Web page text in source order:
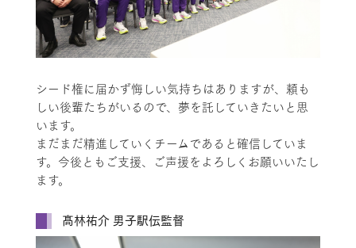
シード権に届かず悔しい気持ちはありますが、頼も
しい後輩たちがいるので、夢を託していきたいと思
います。
まだまだ精進していくチームであると確信していま
す。今後ともご支援、ご声援をよろしくお願いいたし
ます。
髙林祐介 男子駅伝監督